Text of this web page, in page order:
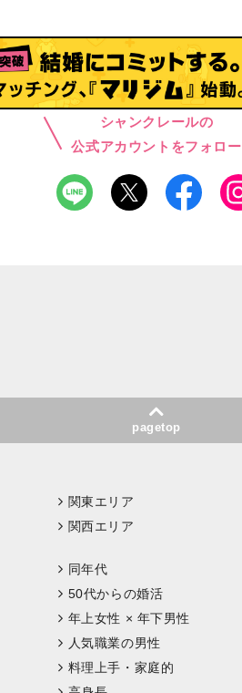
シャンクレールの
公式アカウントをフォロー
pagetop
関東エリア
関西エリア
同年代
50代からの婚活
年上女性 × 年下男性
人気職業の男性
料理上手・家庭的